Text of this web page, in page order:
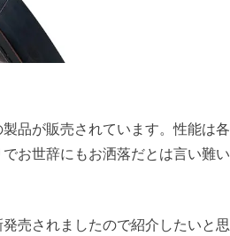
品が販売されています。性能は各
お世辞にもお洒落だとは言い難い
売されましたので紹介したいと思